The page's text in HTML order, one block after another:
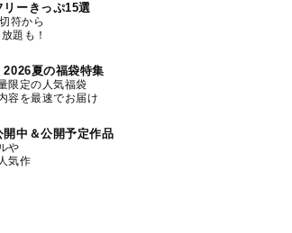
ーきっぷ15選
符から
題も！
2026夏の福袋特集
限定の人気福袋
容を最速でお届け
開中＆公開予定作品
や
気作